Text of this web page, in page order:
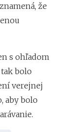
že
s ohľadom
bolo
verejnej
aby bolo